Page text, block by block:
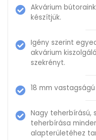
Akvárium
készítjük.
Igény szerint
akvárium
szekrényt.
18 mm
Nagy teherbírású,
teherbírása
alapterületéhez